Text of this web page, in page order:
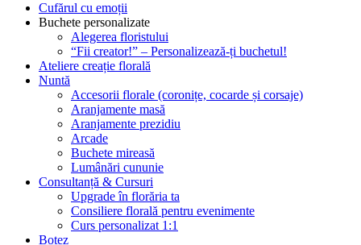
Cufărul cu emoții
Buchete personalizate
Alegerea floristului
“Fii creator!” – Personalizează-ți buchetul!
Ateliere creație florală
Nuntă
Accesorii florale (coronițe, cocarde și corsaje)
Aranjamente masă
Aranjamente prezidiu
Arcade
Buchete mireasă
Lumânări cununie
Consultanță & Cursuri
Upgrade în florăria ta
Consiliere florală pentru evenimente
Curs personalizat 1:1
Botez